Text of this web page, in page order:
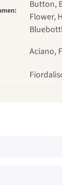
Button,
Flower,
Aciano,